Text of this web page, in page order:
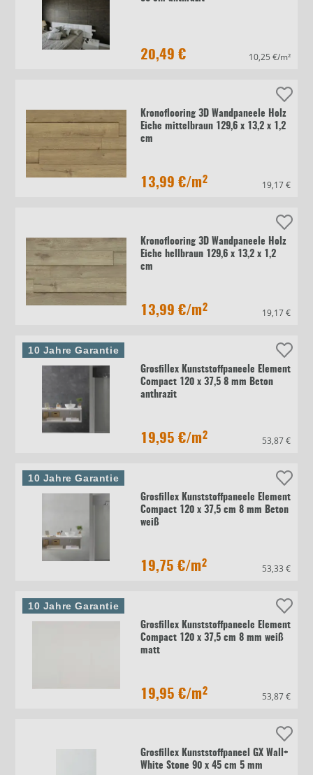
20,49 € 10,25 €/m²
Kronoflooring 3D Wandpaneele Holz
Eiche mittelbraun 129,6 x 13,2 x 1,2
cm
13,99 €/m² 19,17 €
Kronoflooring 3D Wandpaneele Holz
Eiche hellbraun 129,6 x 13,2 x 1,2
cm
13,99 €/m² 19,17 €
Grosfillex Kunststoffpaneele Element
Compact 120 x 37,5 8 mm Beton
anthrazit
19,95 €/m² 53,87 €
10 Jahre Garantie
Grosfillex Kunststoffpaneele Element
Compact 120 x 37,5 cm 8 mm Beton
weiß
19,75 €/m² 53,33 €
10 Jahre Garantie
Grosfillex Kunststoffpaneele Element
Compact 120 x 37,5 cm 8 mm weiß
matt
19,95 €/m² 53,87 €
10 Jahre Garantie
Grosfillex Kunststoffpaneel GX Wall+
White Stone 90 x 45 cm 5 mm